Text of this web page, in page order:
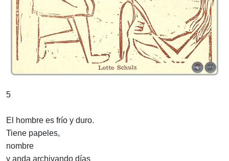
5
El hombre es frío y duro.
Tiene papeles,
nombre
y anda archivando días